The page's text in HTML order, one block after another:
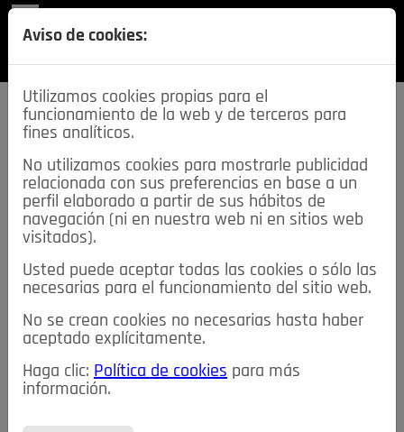
SECCIONES
descarga esta
REVISTA
≡NOTICIAS
NOTICIAS SERVICIOS DE INTERÉS
TABLÓN DE ANUNCIOS MIS ANUNCIOS CONTACTO
NOSOTROS
Aviso de cookies:
Utilizamos cookies propias para el
funcionamiento de la web y de terceros para
fines analíticos.
No utilizamos cookies para mostrarle publicidad
relacionada con sus preferencias en base a un
perfil elaborado a partir de sus hábitos de
navegación (ni en nuestra web ni en sitios web
visitados).
Usted puede aceptar todas las cookies o sólo las
necesarias para el funcionamiento del sitio web.
No se crean cookies no necesarias hasta haber
aceptado explícitamente.
Haga clic: Política de cookies para más
información.